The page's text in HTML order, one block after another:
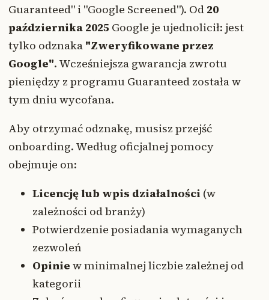
Guaranteed" i "Google Screened"). Od 20
października 2025 Google je ujednolicił: jest
tylko odznaka "Zweryfikowane przez
Google". Wcześniejsza gwarancja zwrotu
pieniędzy z programu Guaranteed została w
tym dniu wycofana.
Aby otrzymać odznakę, musisz przejść
onboarding. Według oficjalnej pomocy
obejmuje on:
Licencję lub wpis działalności (w
zależności od branży)
Potwierdzenie posiadania wymaganych
zezwoleń
Opinie w minimalnej liczbie zależnej od
kategorii